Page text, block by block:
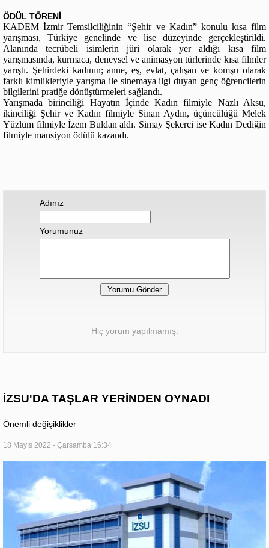
ÖDÜL TÖRENİ
KADEM İzmir Temsilciliğinin “Şehir ve Kadın” konulu kısa film
yarışması, Türkiye genelinde ve lise düzeyinde gerçekleştirildi.
Alanında tecrübeli isimlerin jüri olarak yer aldığı kısa film
yarışmasında, kurmaca, deneysel ve animasyon türlerinde kısa filmler
yarıştı. Şehirdeki kadının; anne, eş, evlat, çalışan ve komşu olarak
farklı kimlikleriyle yarışma ile sinemaya ilgi duyan genç öğrencilerin
bilgilerini pratiğe dönüştürmeleri sağlandı.
Yarışmada birinciliği Hayatın İçinde Kadın filmiyle Nazlı Aksu,
ikinciliği Şehir ve Kadın filmiyle Sinan Aydın, üçüncülüğü Melek
Yüzlüm filmiyle İzem Buldan aldı. Simay Şekerci ise Kadın Dediğin
filmiyle mansiyon ödülü kazandı.
Adınız
Yorumunuz
Hiç yorum yapılmamış.
İZSU'DA TAŞLAR YERİNDEN OYNADI
Önemli değişiklikler
18 Mayıs 2022 - Çarşamba 16:34